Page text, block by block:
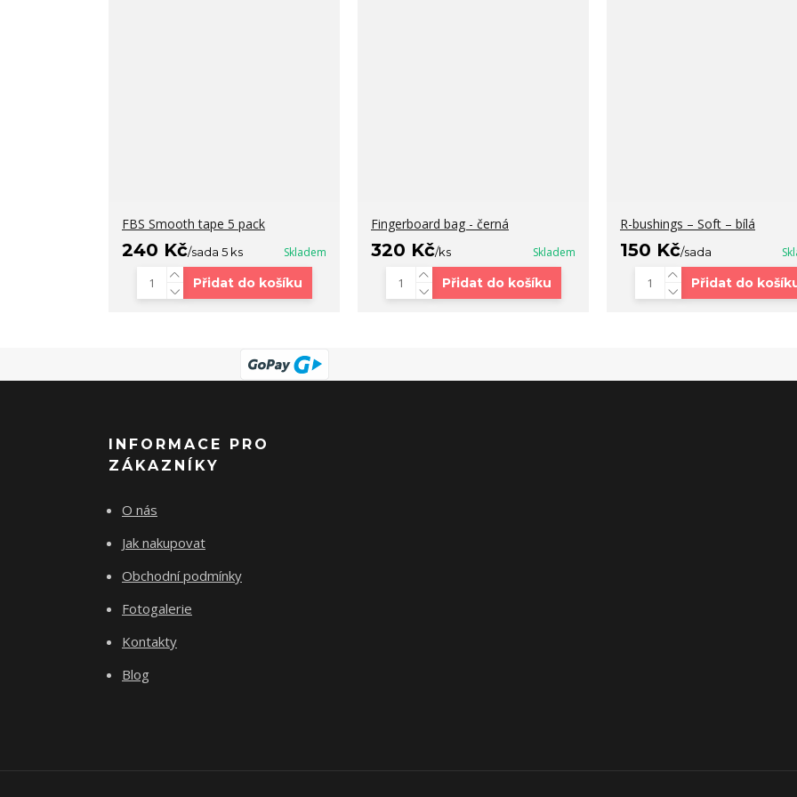
FBS Smooth tape 5 pack
240 Kč/sada 5 ks Skladem
Přidat do košíku
Fingerboard bag - černá
320 Kč/ks Skladem
Přidat do košíku
R-bushings – Soft – bílá
150 Kč/sada
Přidat do
INFORMACE PRO
ZÁKAZNÍKY
O nás
Jak nakupovat
Obchodní podmínky
Fotogalerie
Kontakty
Blog